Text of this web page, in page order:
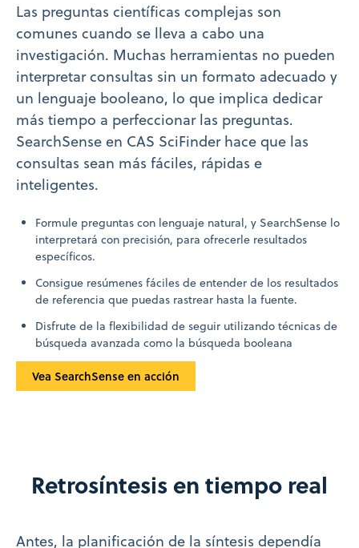
Las preguntas científicas complejas son
comunes cuando se lleva a cabo una
investigación. Muchas herramientas no pueden
interpretar consultas sin un formato adecuado y
un lenguaje booleano, lo que implica dedicar
más tiempo a perfeccionar las preguntas.
SearchSense en CAS SciFinder hace que las
consultas sean más fáciles, rápidas e
inteligentes.
Formule preguntas con lenguaje natural, y SearchSense lo
interpretará con precisión, para ofrecerle resultados
específicos.
Consigue resúmenes fáciles de entender de los resultados
de referencia que puedas rastrear hasta la fuente.
Disfrute de la flexibilidad de seguir utilizando técnicas de
búsqueda avanzada como la búsqueda booleana
Vea SearchSense en acción
Retrosíntesis en tiempo real
Antes, la planificación de la síntesis dependía